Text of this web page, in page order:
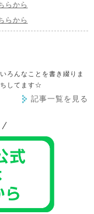
らから
らから
ろんなことを書き綴りま
してます☆
記事一覧を見る